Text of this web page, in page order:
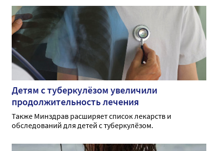
Детям с туберкулёзом увеличили
продолжительность лечения
Также Минздрав расширяет список лекарств и
обследований для детей с туберкулёзом.